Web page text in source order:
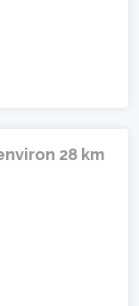
28 km